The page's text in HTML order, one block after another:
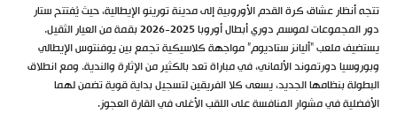
تتجه أنظار عشاق كرة القدم الأوروبية إلى مدينة تورينو الإيطالية، حيث يُفتتح ستار
دور المجموعات لموسم دوري أبطال أوروبا 2025-2026 بقمة من العيار الثقيل.
يستضيف ملعب “أليانز ستاديوم” مواجهة كلاسيكية تجمع بين يوفنتوس الإيطالي
وبوروسيا دورتموند الألماني، في مباراة تعد بالكثير من الإثارة والندية. ومع انطلاق
البطولة بنظامها الجديد، يسعى كلا الفريقين لتسجيل بداية قوية تضمن لهما
الأفضلية في مشوار المنافسة على اللقب الأغلى في القارة العجوز.